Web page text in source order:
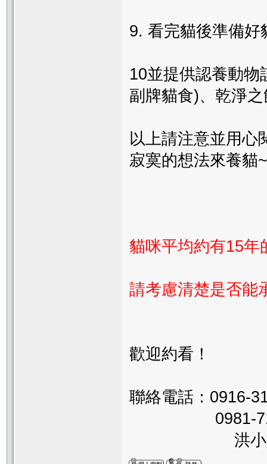
9. 看完貓後準備
10並提供認養動物
副牌貓食)、乾淨
以上請注意並用心
寂寞的想法來養貓
貓咪平均約有15年
請考慮清楚是否能
歡迎約看！
聯絡電話：0916-
0981-
洪小